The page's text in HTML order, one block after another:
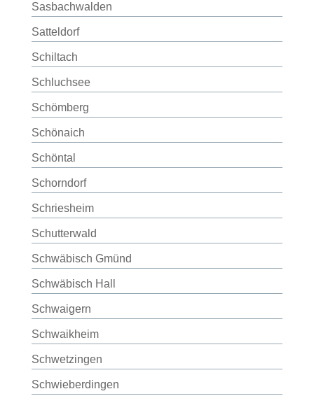
Sasbachwalden
Satteldorf
Schiltach
Schluchsee
Schömberg
Schönaich
Schöntal
Schorndorf
Schriesheim
Schutterwald
Schwäbisch Gmünd
Schwäbisch Hall
Schwaigern
Schwaikheim
Schwetzingen
Schwieberdingen